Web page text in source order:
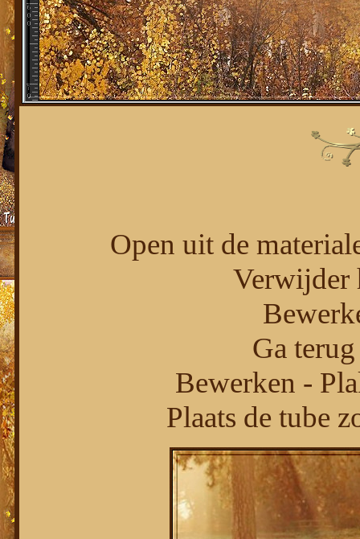
Open uit de
Verwijder
Ga
Bewerken -
Plaats de tube